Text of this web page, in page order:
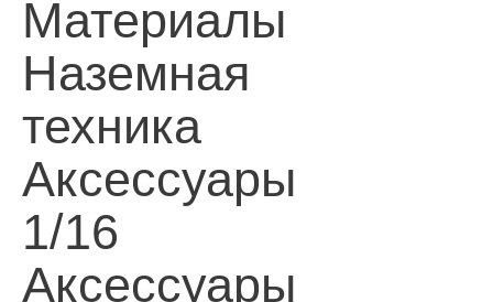
Материалы
Наземная
техника
Аксессуары
1/16
Аксессуары